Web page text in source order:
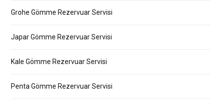
Grohe Gömme Rezervuar Servisi
Japar Gömme Rezervuar Servisi
Kale Gömme Rezervuar Servisi
Penta Gömme Rezervuar Servisi